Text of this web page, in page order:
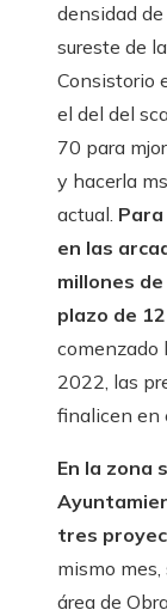
densidad
sureste de
Consistorio
el del del
70 para
y hacerla
actual.
en las
millones
plazo de
comenzado
2022, las
finalicen en
En la zona
tres
mismo
área de